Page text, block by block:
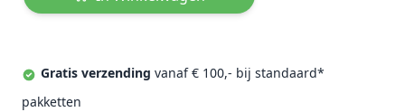
Gratis verzending vanaf € 100,- bij standaard*
pakketten